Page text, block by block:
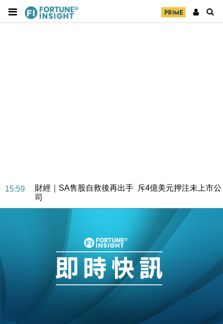
15:59
財經｜SA售股自救後再出手 斥4億美元押注未上市公
司
財經｜精星香港夥菜鳥拓全球智慧倉儲市場 加快海外
地產｜大酒店中期轉賺2300萬元 斥21億翻新香港及
國際｜特朗普赴洛杉磯高球場活動前 男子攜槍彈被捕
12:30
財經｜香港7月PMI回落至51 企業擴張放慢兼縮減人
財經｜黑石傳再籌逾360億美元 支援Anthropic租用